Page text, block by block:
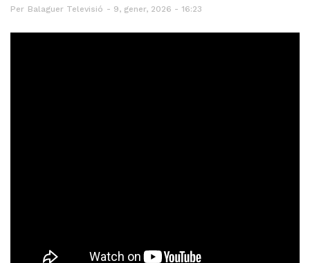
Per Balaguer Televisió 9, gener, 2026 - 16:23